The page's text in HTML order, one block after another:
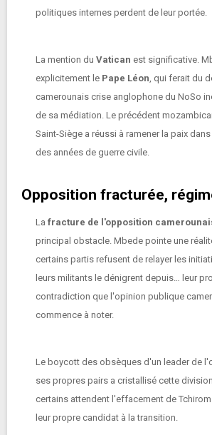
politiques internes perdent de leur portée.
La mention du Vatican est significative.
explicitement le Pape Léon, qui ferait du
camerounais crise anglophone du NoSo
de sa médiation. Le précédent
Saint-Siège a réussi à ramener la paix
des années de guerre civile.
Opposition fracturée,
La fracture de l'opposition
principal obstacle. Mbede pointe une
certains partis refusent de relayer les
leurs militants le dénigrent depuis… leur
contradiction que l'opinion publique
commence à noter.
Le boycott des obsèques d'un leader de
ses propres pairs a cristallisé cette
certains attendent l'effacement de
leur propre candidat à la transition.